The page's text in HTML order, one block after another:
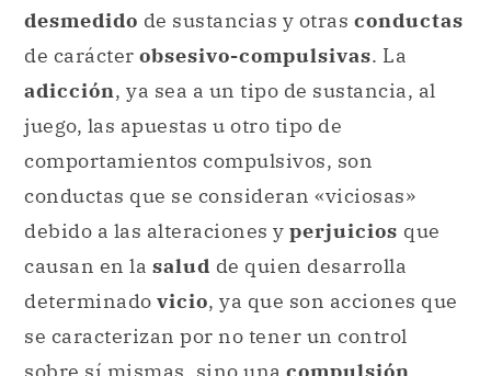
desmedido de sustancias y otras conductas
de carácter obsesivo-compulsivas. La
adicción, ya sea a un tipo de sustancia, al
juego, las apuestas u otro tipo de
comportamientos compulsivos, son
conductas que se consideran «viciosas»
debido a las alteraciones y perjuicios que
causan en la salud de quien desarrolla
determinado vicio, ya que son acciones que
se caracterizan por no tener un control